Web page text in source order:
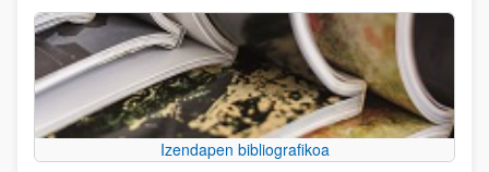
Izendapen bibliografikoa